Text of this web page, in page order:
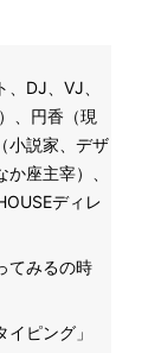
DJ、VJ、
、円香（現
小説家、デザ
座主宰）、
ディレ
てみるの時
ピング」